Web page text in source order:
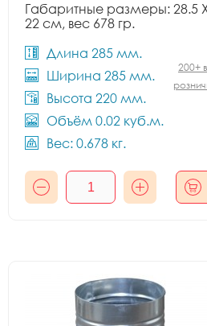
Габаритные размеры: 28.5
22 см, вес 678 гр.
Длина 285 мм.
Ширина 285 мм.
Высота 220 мм.
Объём 0.02 куб.м.
Вес: 0.678 кг.
200+